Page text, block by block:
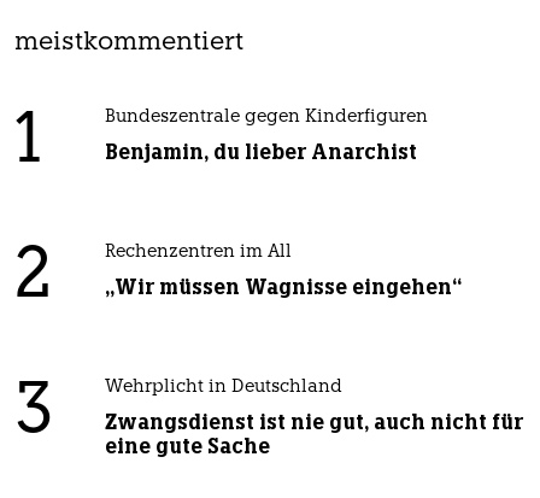
meistkommentiert
1 Bundeszentrale gegen Kinderfiguren
Benjamin, du lieber Anarchist
2 Rechenzentren im All
„Wir müssen Wagnisse eingehen“
3 Wehrplicht in Deutschland
Zwangsdienst ist nie gut, auch nicht für
eine gute Sache